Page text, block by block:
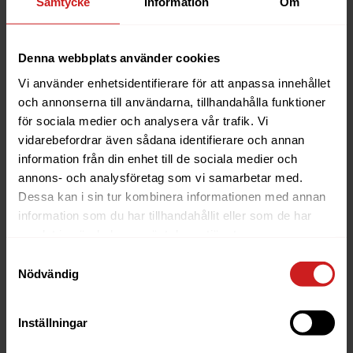
Denna webbplats använder cookies
Vi använder enhetsidentifierare för att anpassa innehållet
och annonserna till användarna, tillhandahålla funktioner
för sociala medier och analysera vår trafik. Vi
vidarebefordrar även sådana identifierare och annan
information från din enhet till de sociala medier och
annons- och analysföretag som vi samarbetar med.
Dessa kan i sin tur kombinera informationen med annan
information som du har tillhandahållit eller som de har
Nödvändig
Inställningar
SFTP är filöverföring över SSH och du behöver
ansluta. Vi har en...
Hur skapar jag FTP-konton?
För att skapa ett FTP-konto hos oss behöver du
först logga in på cPanel.
Hur ansluter jag med SFTP i
Transmit?
SFTP är filöverföring över SSH och du behöver
därför först generera ett nyckelpar för att kunna
Hur ansluter jag med FTPS till